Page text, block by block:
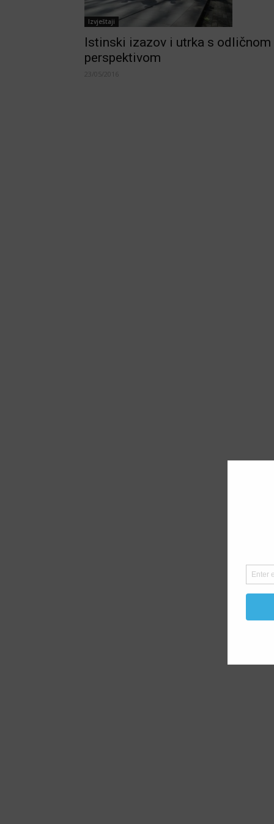
Izvještaji
Istinski izazov i utrka s odličnom
perspektivom
23/05/2016